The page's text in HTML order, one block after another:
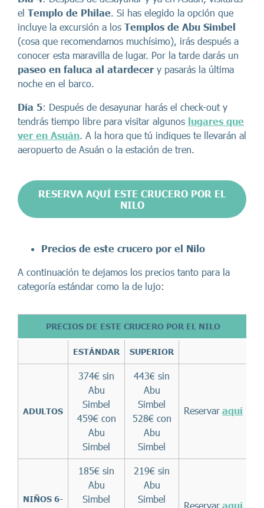
el Templo de Philae. Si has elegido la opción que
incluye la excursión a los Templos de Abu Simbel
(cosa que recomendamos muchísimo), irás después a
conocer esta maravilla de lugar. Por la tarde darás un
paseo en faluca al atardecer y pasarás la última
noche en el barco.
Día 5: Después de desayunar harás el check-out y
tendrás tiempo libre para visitar algunos lugares que
ver en Asuán. A la hora que tú indiques te llevarán al
aeropuerto de Asuán o la estación de tren.
RESERVA AQUÍ ESTE CRUCERO POR EL
NILO
Precios de este crucero por el Nilo
A continuación te dejamos los precios tanto para la
categoría estándar como la de lujo:
PRECIOS DE ESTE CRUCERO POR EL NILO
ESTÁNDAR SUPERIOR
ADULTOS
374€ sin
Abu
Simbel
459€ con
Abu
Simbel
443€ sin
Abu
Simbel
528€ con
Abu
Simbel
Reservar aquí
NIÑOS 6-
185€ sin
Abu
Simbel
219€ sin
Abu
Simbel
Reservar aquí